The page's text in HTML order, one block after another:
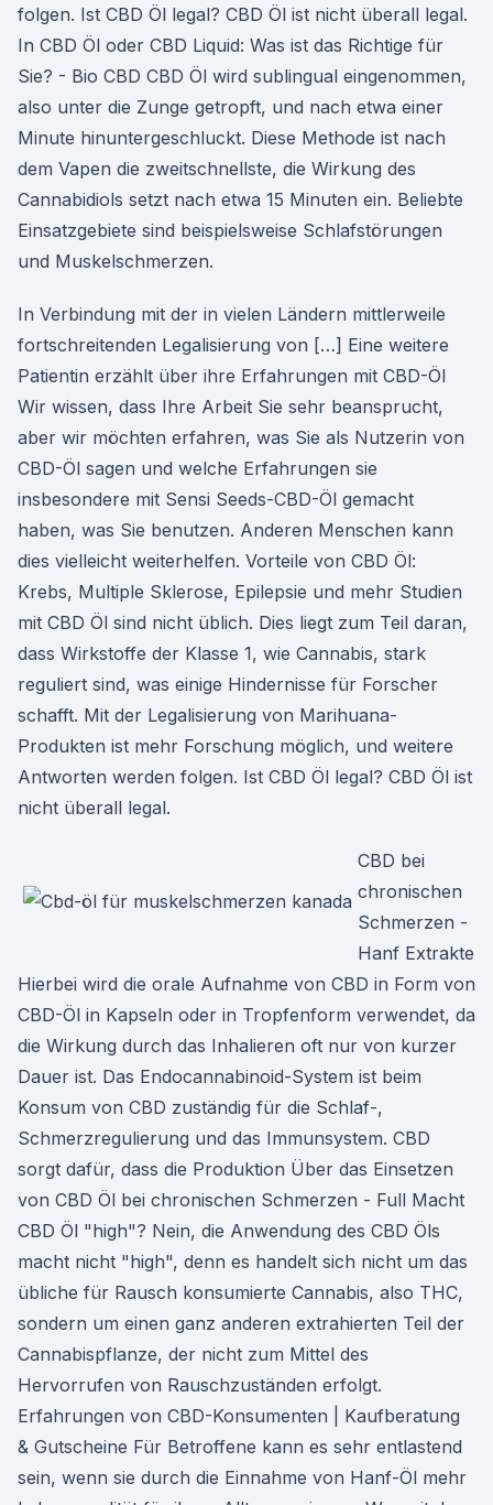
folgen. Ist CBD Öl legal? CBD Öl ist nicht überall legal.
In CBD Öl oder CBD Liquid: Was ist das Richtige für
Sie? - Bio CBD CBD Öl wird sublingual eingenommen,
also unter die Zunge getropft, und nach etwa einer
Minute hinuntergeschluckt. Diese Methode ist nach
dem Vapen die zweitschnellste, die Wirkung des
Cannabidiols setzt nach etwa 15 Minuten ein. Beliebte
Einsatzgebiete sind beispielsweise Schlafstörungen
und Muskelschmerzen.
In Verbindung mit der in vielen Ländern mittlerweile
fortschreitenden Legalisierung von […] Eine weitere
Patientin erzählt über ihre Erfahrungen mit CBD-Öl
Wir wissen, dass Ihre Arbeit Sie sehr beansprucht,
aber wir möchten erfahren, was Sie als Nutzerin von
CBD-Öl sagen und welche Erfahrungen sie
insbesondere mit Sensi Seeds-CBD-Öl gemacht
haben, was Sie benutzen. Anderen Menschen kann
dies vielleicht weiterhelfen. Vorteile von CBD Öl:
Krebs, Multiple Sklerose, Epilepsie und mehr Studien
mit CBD Öl sind nicht üblich. Dies liegt zum Teil daran,
dass Wirkstoffe der Klasse 1, wie Cannabis, stark
reguliert sind, was einige Hindernisse für Forscher
schafft. Mit der Legalisierung von Marihuana-
Produkten ist mehr Forschung möglich, und weitere
Antworten werden folgen. Ist CBD Öl legal? CBD Öl ist
nicht überall legal.
CBD bei
chronischen
Schmerzen -
Hanf Extrakte
Hierbei wird die orale Aufnahme von CBD in Form von
CBD-Öl in Kapseln oder in Tropfenform verwendet, da
die Wirkung durch das Inhalieren oft nur von kurzer
Dauer ist. Das Endocannabinoid-System ist beim
Konsum von CBD zuständig für die Schlaf-,
Schmerzregulierung und das Immunsystem. CBD
sorgt dafür, dass die Produktion Über das Einsetzen
von CBD Öl bei chronischen Schmerzen - Full Macht
CBD Öl "high"? Nein, die Anwendung des CBD Öls
macht nicht "high", denn es handelt sich nicht um das
übliche für Rausch konsumierte Cannabis, also THC,
sondern um einen ganz anderen extrahierten Teil der
Cannabispflanze, der nicht zum Mittel des
Hervorrufen von Rauschzuständen erfolgt.
Erfahrungen von CBD-Konsumenten | Kaufberatung
& Gutscheine Für Betroffene kann es sehr entlastend
sein, wenn sie durch die Einnahme von Hanf-Öl mehr